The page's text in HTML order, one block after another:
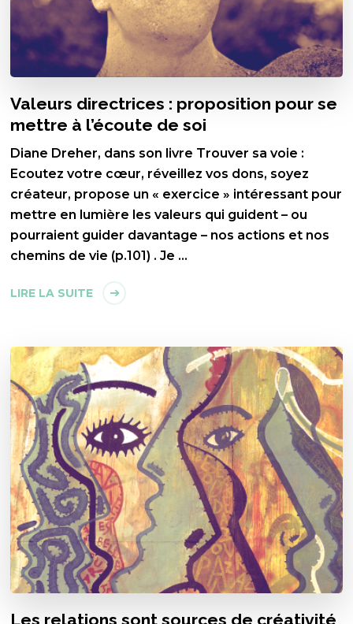
Valeurs directrices : proposition pour se
mettre à l’écoute de soi
Diane Dreher, dans son livre Trouver sa voie :
Ecoutez votre cœur, réveillez vos dons, soyez
créateur, propose un « exercice » intéressant pour
mettre en lumière les valeurs qui guident – ou
pourraient guider davantage – nos actions et nos
chemins de vie (p.101) . Je …
LIRE LA SUITE
Les relations sont sources de créativité